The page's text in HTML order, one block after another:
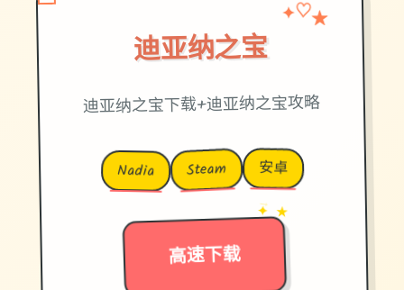
迪亚纳之宝
✦♡★
迪亚纳之宝下载+迪亚纳之宝攻略
Nadia Steam 安卓
高速下载
→
✦ ★